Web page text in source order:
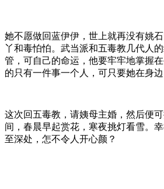
她不愿做回蓝伊伊，世上就再没有姚
丫和毒怕怕。武当派和五毒教几代人
管，可自己的命运，他要牢牢地掌握
的只有一件事一个人，可只要她在身边
这次回五毒教，请姨母主婚，然后便
间，春晨早起赏花，寒夜挑灯看雪。
至深处，怎不令人开心颜？